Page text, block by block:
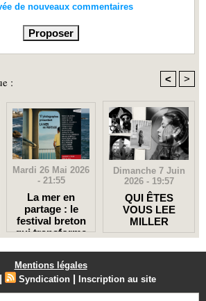
de nouveaux commentaires
: < >
Mardi 26 Mai 2026
- 21:55
La mer en
partage : le
festival breton
qui transforme
ouvert
Dimanche 7 Juin
2026 - 19:57
QUI ÊTES
VOUS LEE
MILLER
Mentions légales
| Syndication | Inscription au site